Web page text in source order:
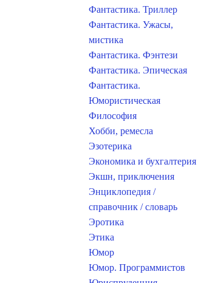
Фантастика. Триллер
Фантастика. Ужасы,
мистика
Фантастика. Фэнтези
Фантастика. Эпическая
Фантастика.
Юмористическая
Философия
Хобби, ремесла
Эзотерика
Экономика и бухгалтерия
Экшн, приключения
Энциклопедия /
справочник / словарь
Эротика
Этика
Юмор
Юмор. Программистов